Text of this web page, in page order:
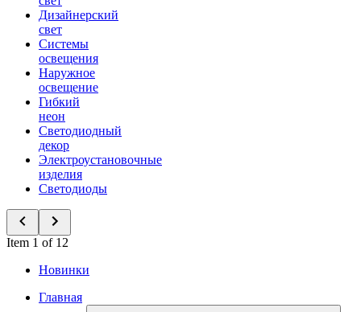
Дизайнерский
свет
Системы
освещения
Наружное
освещение
Гибкий
неон
Светодиодный
декор
Электроустановочные
изделия
Светодиоды
Item 1 of 12
Новинки
Главная